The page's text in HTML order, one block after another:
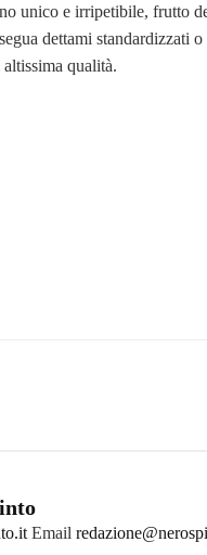
unico e irripetibile, frutto
dettami
qualità.
Email